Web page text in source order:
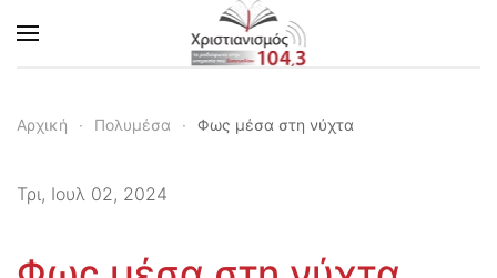
Skip to main content
Αρχική Πολυμέσα Φως μέσα στη νύχτα
Τρι, Ιουλ 02, 2024